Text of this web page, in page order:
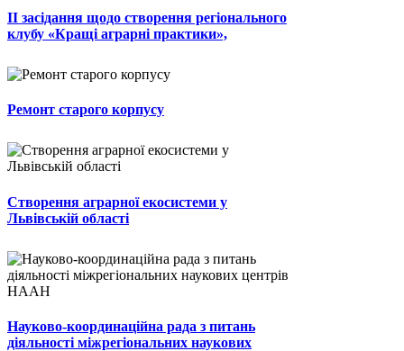
ІІ засідання щодо створення регіонального
клубу «Кращі аграрні практики»,
Ремонт старого корпусу
Створення аграрної екосистеми у
Львівській області
Науково-координаційна рада з питань
діяльності міжрегіональних наукових